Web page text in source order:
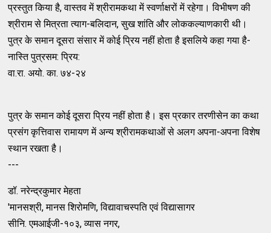
प्रस्तुत किया है, वास्तव में श्रीरामकथा में स्वर्णाक्षरों में रहेगा। विभीषण की
श्रीराम से मित्रता त्याग-बलिदान, सुख शांति और लोककल्याणकारी थी।
पुत्र के समान दूसरा संसार में कोई प्रिय नहीं होता है इसलिये कहा गया है-
नास्ति पुत्रसम: प्रिय:
वा.रा. अयो. का. ७४-२४
पुत्र के समान कोई दूसरा प्रिय नहीं होता है। इस प्रकार तरणीसेन का कथा
प्रसंग कृत्तिवास रामायण में अन्य श्रीरामकथाओं से अलग अपना-अपना विशेष
स्थान रखता है।
---
डॉ. नरेन्द्रकुमार मेहता
'मानसश्री, मानस शिरोमणि, विद्यावाचस्पति एवं विद्यासागर
सीनि. एमआईजी-१०३, व्यास नगर,